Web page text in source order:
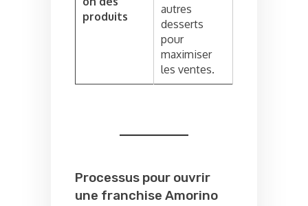
produits
autres
desserts
pour
maximiser
les ventes.
Processus pour ouvrir
une franchise Amorino